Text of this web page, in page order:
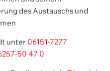
des Austauschs und
unter 06151-7277
50 47 0